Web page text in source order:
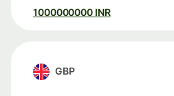
1000000000 INR
GBP